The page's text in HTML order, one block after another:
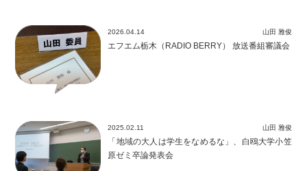
2026.04.14
エフエム栃木（RADIO BERRY） 放送番組審議会
山田 雅俊
2025.02.11
「地域の大人は学生をなめるな」、白鴎大学小笠
原ゼミ卒論発表会
山田 雅俊